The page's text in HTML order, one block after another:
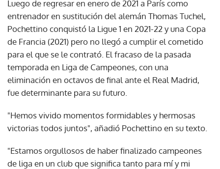
Luego de regresar en enero de 2021 a París como
entrenador en sustitución del alemán Thomas Tuchel,
Pochettino conquistó la Ligue 1 en 2021-22 y una Copa
de Francia (2021) pero no llegó a cumplir el cometido
para el que se le contrató. El fracaso de la pasada
temporada en Liga de Campeones, con una
eliminación en octavos de final ante el Real Madrid,
fue determinante para su futuro.
"Hemos vivido momentos formidables y hermosas
victorias todos juntos", añadió Pochettino en su texto.
"Estamos orgullosos de haber finalizado campeones
de liga en un club que significa tanto para mí y mi